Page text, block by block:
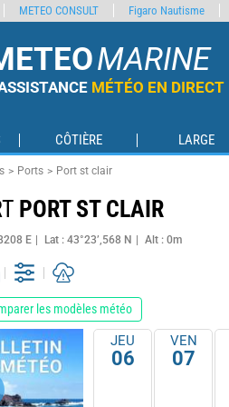
MARINE
MÉTÉO EN DIRECT
CÔTIÈRE LARGE
Ports Port st clair
PORT ST CLAIR
E Lat : 43°23’,568 N Alt : 0m
les modèles météo
JEU
06
VEN
07
METEO CONSULT Figaro Nautisme